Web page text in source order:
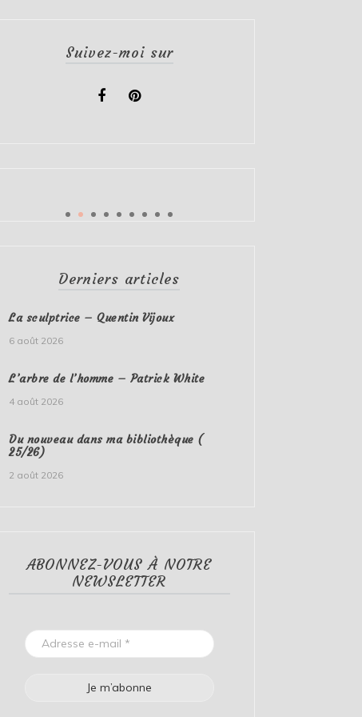
Suivez-moi sur
Derniers articles
La sculptrice – Quentin Vijoux
6 août 2026
L’arbre de l’homme – Patrick White
4 août 2026
Du nouveau dans ma bibliothèque (
25/26)
2 août 2026
ABONNEZ-VOUS À NOTRE
NEWSLETTER